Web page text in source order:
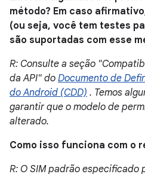
método? Em caso
(ou seja, você tem testes
são suportadas com esse
R: Consulte a seção
da API" do Documento de
do Android (CDD) . Temos
garantir que o modelo de
alterado.
Como isso funciona com o
R: O SIM padrão especificado